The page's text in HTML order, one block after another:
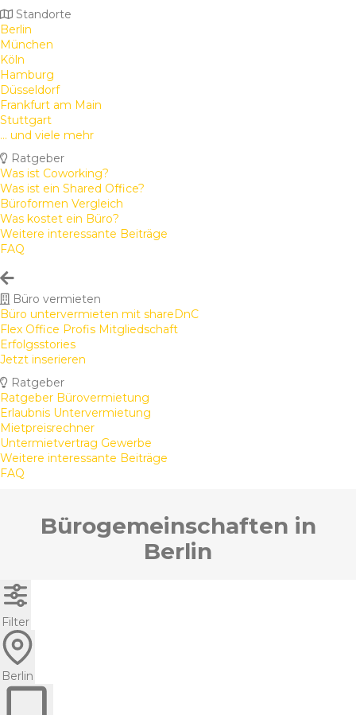
Standorte
Berlin
München
Köln
Hamburg
Düsseldorf
Frankfurt am Main
Stuttgart
... und viele mehr
Ratgeber
Was ist Coworking?
Was ist ein Shared Office?
Büroformen Vergleich
Was kostet ein Büro?
Weitere interessante Beiträge
FAQ
Büro vermieten
Büro untervermieten mit shareDnC
Flex Office Profis Mitgliedschaft
Erfolgsstories
Jetzt inserieren
Ratgeber
Ratgeber Bürovermietung
Erlaubnis Untervermietung
Mietpreisrechner
Untermietvertrag Gewerbe
Weitere interessante Beiträge
FAQ
Bürogemeinschaften in
Berlin
Filter
Berlin